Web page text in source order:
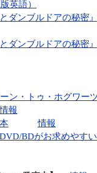
英語）
ダンブルドアの秘密
ダンブルドアの秘密
ン・トゥ・ホグワー
情報
情報
BDがお求めやす